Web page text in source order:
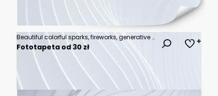
Beautiful colorful sparks, fireworks, generative ai
Fototapeta od 30 zł